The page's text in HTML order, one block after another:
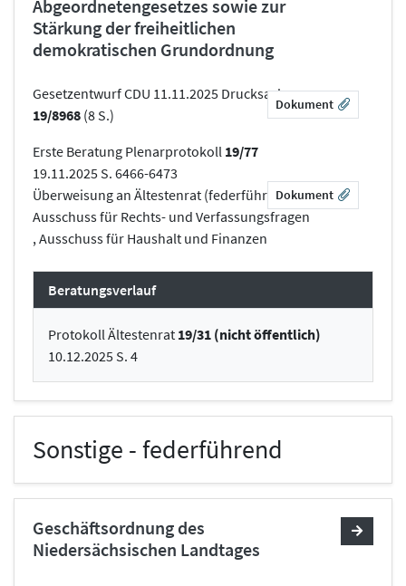
Abgeordnetengesetzes sowie zur
Stärkung der freiheitlichen
demokratischen Grundordnung
Gesetzentwurf CDU 11.11.2025 Drucksache
19/8968 (8 S.)
Dokument
Erste Beratung Plenarprotokoll 19/77
19.11.2025 S. 6466-6473
Überweisung an Ältestenrat (federführend) ,
Ausschuss für Rechts- und Verfassungsfragen
, Ausschuss für Haushalt und Finanzen
Dokument
Beratungsverlauf
Protokoll Ältestenrat 19/31 (nicht öffentlich)
10.12.2025 S. 4
Sonstige - federführend
Geschäftsordnung des
Niedersächsischen Landtages